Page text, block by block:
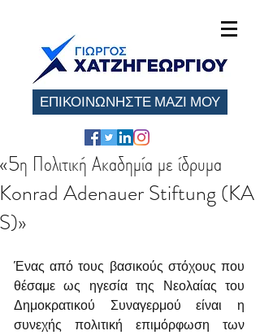
ΕΠΙΚΟΙΝΩΝΗΣΤΕ ΜΑΖΙ ΜΟΥ
«5η Πολιτική Ακαδημία με ίδρυμα
Konrad Adenauer Stiftung (KA
S)»
Ένας από τους βασικούς στόχους που
θέσαμε ως ηγεσία της Νεολαίας του
Δημοκρατικού Συναγερμού είναι η
συνεχής πολιτική επιμόρφωση των